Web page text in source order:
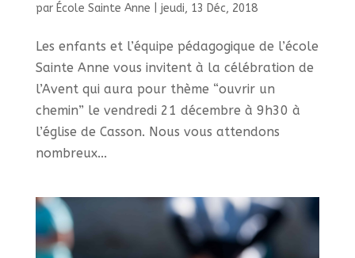
par École Sainte Anne jeudi, 13 Déc, 2018
Les enfants et l’équipe pédagogique de l’école
Sainte Anne vous invitent à la célébration de
l’Avent qui aura pour thème “ouvrir un
chemin” le vendredi 21 décembre à 9h30 à
l’église de Casson. Nous vous attendons
nombreux...